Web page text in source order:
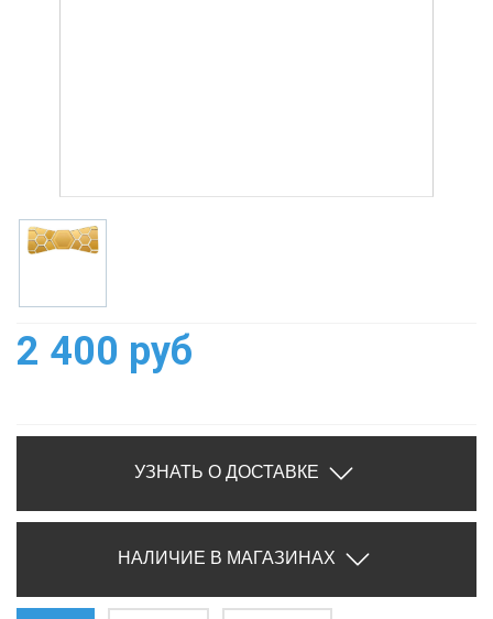
2 400 руб
УЗНАТЬ О ДОСТАВКЕ
НАЛИЧИЕ В МАГАЗИНАХ